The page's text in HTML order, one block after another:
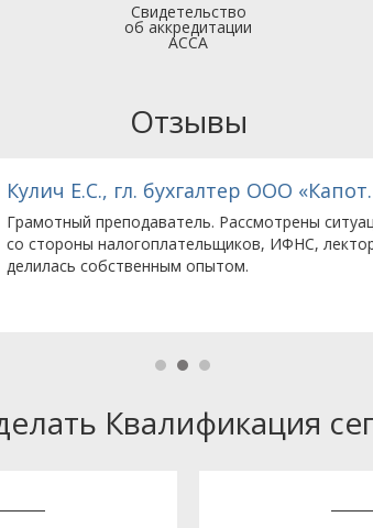
Свидетельство
об аккредитации
АССА
Отзывы
Груп (СЕГ)»
Кулич Е.С., гл. бухгалтер ООО
Грамотный преподаватель. Рассмотрены
со стороны налогоплательщиков, ИФНС, лектор
делилась собственным опытом.
Квалификация